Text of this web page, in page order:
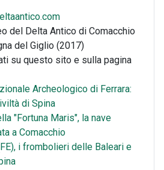
del Delta Antico di Comacchio
del Giglio (2017)
su questo sito e sulla pagina
Archeologico di Ferrara:
di Spina
"Fortuna Maris", la nave
a Comacchio
i frombolieri delle Baleari e